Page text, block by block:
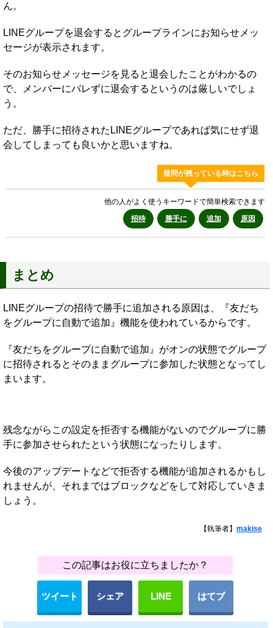
ん。
LINEグループを退会するとグループラインにお知らせメッ
セージが表示されます。
そのお知らせメッセージを見ると退会したことがわかるの
で、メンバーにバレずに退会するというのは厳しいでしょ
う。
ただ、勝手に招待されたLINEグループであれば気にせず退
会してしまっても良いかと思いますね。
疑問が残っている時はこちら
他の人がよく使うキーワードで簡単検索できます
招待
勝手に 追加 原因
まとめ
LINEグループの招待で勝手に追加される原因は、『友だち
をグループに自動で追加』機能を使われているからです。
『友だちをグループに自動で追加』がオンの状態でグループ
に招待されるとそのままグループに参加した状態となってし
まいます。
残念ながらこの設定を拒否する機能がないのでグループに勝
手に参加させられたという状態になったりします。
今後のアップデートなどで拒否する機能が追加されるかもし
れませんが、それまではブロックなどをして対応していきま
しょう。
【執筆者】 makise
この記事はお役に立ちましたか？
ツイート シェア LINE はてブ